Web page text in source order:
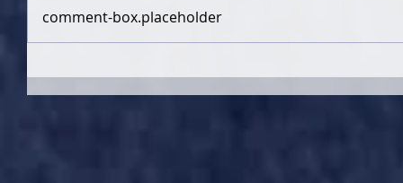
comment-box.placeholder